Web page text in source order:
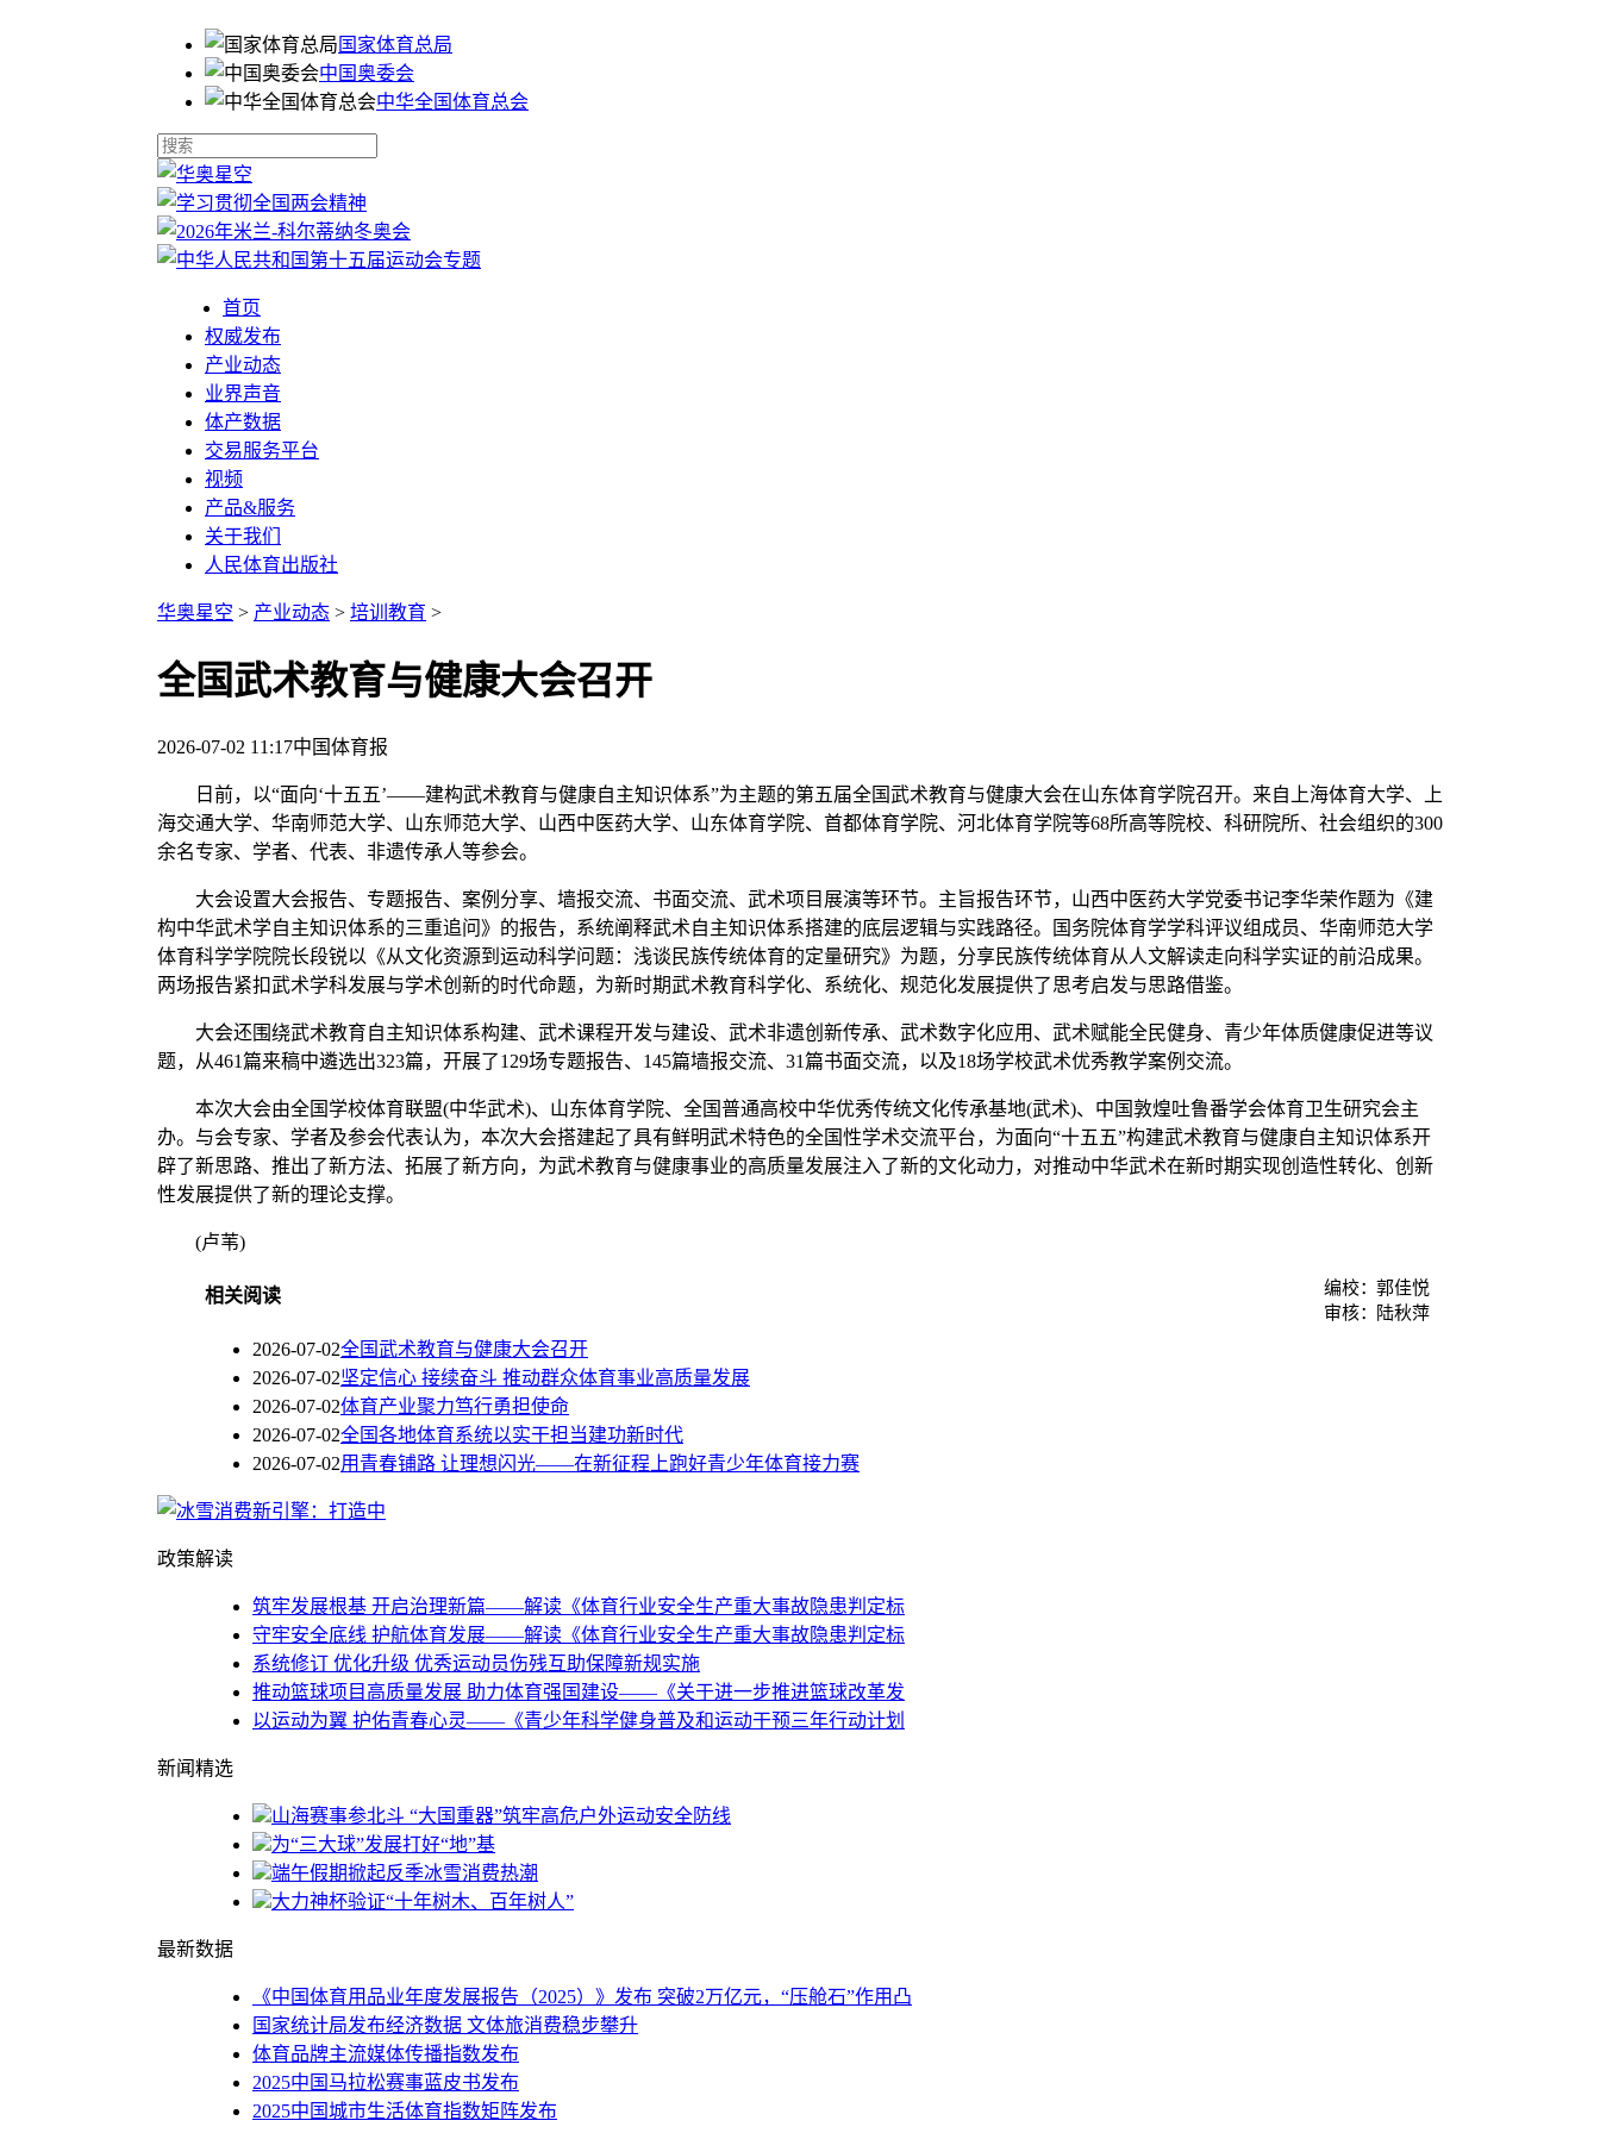
国家体育总局
中国奥委会
中华全国体育总会
首页
权威发布
产业动态
业界声音
体产数据
交易服务平台
视频
产品&服务
关于我们
人民体育出版社
华奥星空 > 产业动态 > 培训教育 >
全国武术教育与健康大会召开
2026-07-02 11:17中国体育报
日前，以“面向‘十五五’——建构武术教育与健康自主知识体系”为主题的第五届全国武术教育与健康大会在山东体育学院召开。来自上海体育大学、上
海交通大学、华南师范大学、山东师范大学、山西中医药大学、山东体育学院、首都体育学院、河北体育学院等68所高等院校、科研院所、社会组织的300
余名专家、学者、代表、非遗传承人等参会。
大会设置大会报告、专题报告、案例分享、墙报交流、书面交流、武术项目展演等环节。主旨报告环节，山西中医药大学党委书记李华荣作题为《建
构中华武术学自主知识体系的三重追问》的报告，系统阐释武术自主知识体系搭建的底层逻辑与实践路径。国务院体育学学科评议组成员、华南师范大学
体育科学学院院长段锐以《从文化资源到运动科学问题：浅谈民族传统体育的定量研究》为题，分享民族传统体育从人文解读走向科学实证的前沿成果。
两场报告紧扣武术学科发展与学术创新的时代命题，为新时期武术教育科学化、系统化、规范化发展提供了思考启发与思路借鉴。
大会还围绕武术教育自主知识体系构建、武术课程开发与建设、武术非遗创新传承、武术数字化应用、武术赋能全民健身、青少年体质健康促进等议
题，从461篇来稿中遴选出323篇，开展了129场专题报告、145篇墙报交流、31篇书面交流，以及18场学校武术优秀教学案例交流。
本次大会由全国学校体育联盟(中华武术)、山东体育学院、全国普通高校中华优秀传统文化传承基地(武术)、中国敦煌吐鲁番学会体育卫生研究会主
办。与会专家、学者及参会代表认为，本次大会搭建起了具有鲜明武术特色的全国性学术交流平台，为面向“十五五”构建武术教育与健康自主知识体系开
辟了新思路、推出了新方法、拓展了新方向，为武术教育与健康事业的高质量发展注入了新的文化动力，对推动中华武术在新时期实现创造性转化、创新
性发展提供了新的理论支撑。
(卢苇)
编校：郭佳悦
审核： 陆秋萍
相关阅读
2026-07-02全国武术教育与健康大会召开
2026-07-02坚定信心 接续奋斗 推动群众体育事业高质量发展
2026-07-02体育产业聚力笃行勇担使命
2026-07-02全国各地体育系统以实干担当建功新时代
2026-07-02用青春铺路 让理想闪光——在新征程上跑好青少年体育接力赛
政策解读
筑牢发展根基 开启治理新篇——解读《体育行业安全生产重大事故隐患判定标
守牢安全底线 护航体育发展——解读《体育行业安全生产重大事故隐患判定标
系统修订 优化升级 优秀运动员伤残互助保障新规实施
推动篮球项目高质量发展 助力体育强国建设——《关于进一步推进篮球改革发
以运动为翼 护佑青春心灵——《青少年科学健身普及和运动干预三年行动计划
新闻精选
山海赛事参北斗 “大国重器”筑牢高危户外运动安全防线
为“三大球”发展打好“地”基
端午假期掀起反季冰雪消费热潮
大力神杯验证“十年树木、百年树人”
最新数据
《中国体育用品业年度发展报告（2025）》发布 突破2万亿元，“压舱石”作用凸
国家统计局发布经济数据 文体旅消费稳步攀升
体育品牌主流媒体传播指数发布
2025中国马拉松赛事蓝皮书发布
2025中国城市生活体育指数矩阵发布